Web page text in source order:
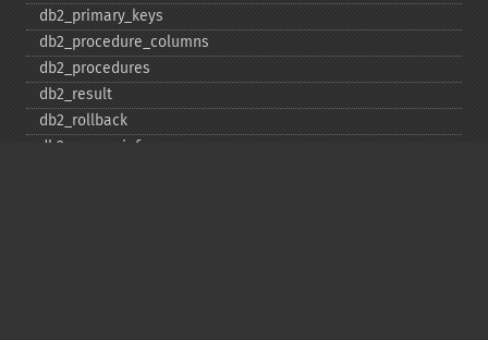
db2_​primary_​keys
db2_​procedure_​columns
db2_​procedures
db2_​result
db2_​rollback
db2_​server_​info